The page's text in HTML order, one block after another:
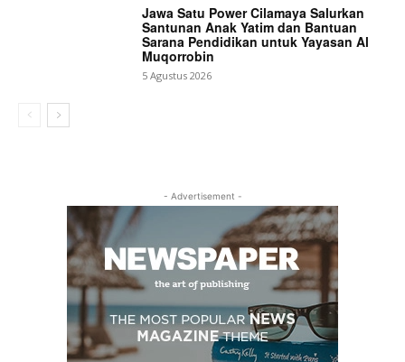
Jawa Satu Power Cilamaya Salurkan
Santunan Anak Yatim dan Bantuan
Sarana Pendidikan untuk Yayasan Al
Muqorrobin
5 Agustus 2026
- Advertisement -